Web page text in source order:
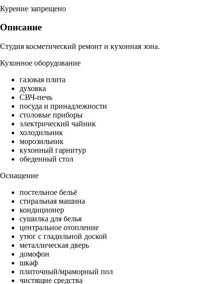
Курение запрещено
Описание
Студия косметический ремонт и кухонная зона.
Кухонное оборудование
газовая плита
духовка
СВЧ-печь
посуда и принадлежности
столовые приборы
электрический чайник
холодильник
морозильник
кухонный гарнитур
обеденный стол
Оснащение
постельное бельё
стиральная машина
кондиционер
сушилка для белья
центральное отопление
утюг с гладильной доской
металлическая дверь
домофон
шкаф
плиточный/мраморный пол
чистящие средства